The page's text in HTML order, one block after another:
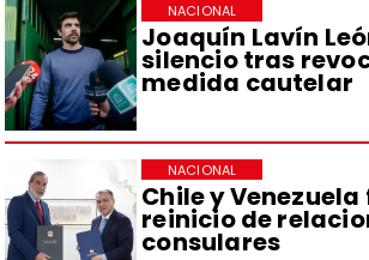
Joaquín Lavín
silencio tras
medida cautelar
NACIONAL
Chile y
reinicio de
consulares
NACIONAL